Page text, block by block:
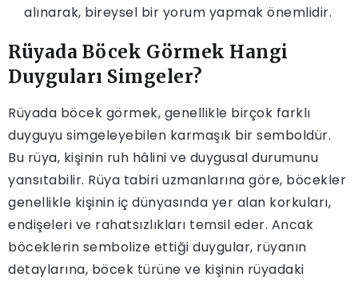
alınarak, bireysel bir yorum yapmak önemlidir.
Rüyada Böcek Görmek Hangi
Duyguları Simgeler?
Rüyada böcek görmek, genellikle birçok farklı
duyguyu simgeleyebilen karmaşık bir semboldür.
Bu rüya, kişinin ruh hâlini ve duygusal durumunu
yansıtabilir. Rüya tabiri uzmanlarına göre, böcekler
genellikle kişinin iç dünyasında yer alan korkuları,
endişeleri ve rahatsızlıkları temsil eder. Ancak
böceklerin sembolize ettiği duygular, rüyanın
detaylarına, böcek türüne ve kişinin rüyadaki